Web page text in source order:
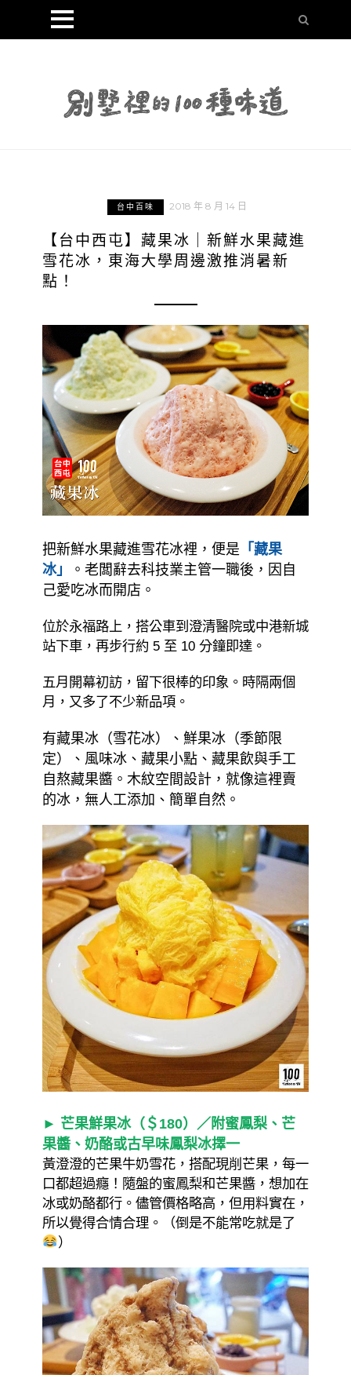
台中百味 2018 年 8 月 14 日
【台中西屯】藏果冰｜新鮮水果藏進
雪花冰，東海大學周邊激推消暑新
點！
把新鮮水果藏進雪花冰裡，便是 「藏果
冰」
。老闆辭去科技業主管一職後，因自
己愛吃冰而開店。
位於永福路上，搭公車到澄清醫院或中港新城
站下車，再步行約 5 至 10 分鐘即達。
五月開幕初訪，留下很棒的印象。時隔兩個
月，又多了不少新品項。
有藏果冰（雪花冰）、鮮果冰（季節限
定）、風味冰、藏果小點、藏果飲與手工
自熬藏果醬。木紋空間設計，就像這裡賣
的冰，無人工添加、簡單自然。
► 芒果鮮果冰（＄180）／附蜜鳳梨、芒
果醬、奶酪或古早味鳳梨冰擇一
黃澄澄的芒果牛奶雪花，搭配現削芒果，每一
口都超過癮！隨盤的蜜鳳梨和芒果醬，想加在
冰或奶酪都行。儘管價格略高，但用料實在，
所以覺得合情合理。（倒是不能常吃就是了
）